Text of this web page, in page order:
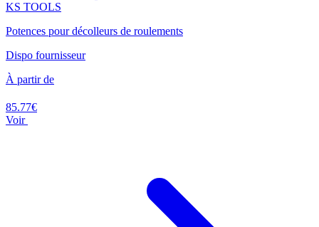
KS TOOLS
Potences pour décolleurs de roulements
Dispo fournisseur
À partir de
85.77€
Voir